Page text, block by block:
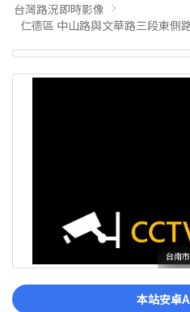
台灣路況即時影像
仁德區 中山路與文華路三段東側
台南
本站安卓